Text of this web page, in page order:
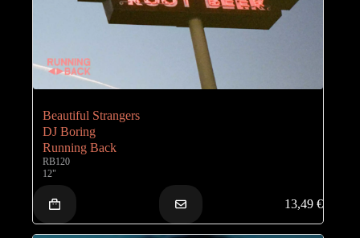
Beautiful Strangers
DJ Boring
Running Back
RB120
12"
13,49€